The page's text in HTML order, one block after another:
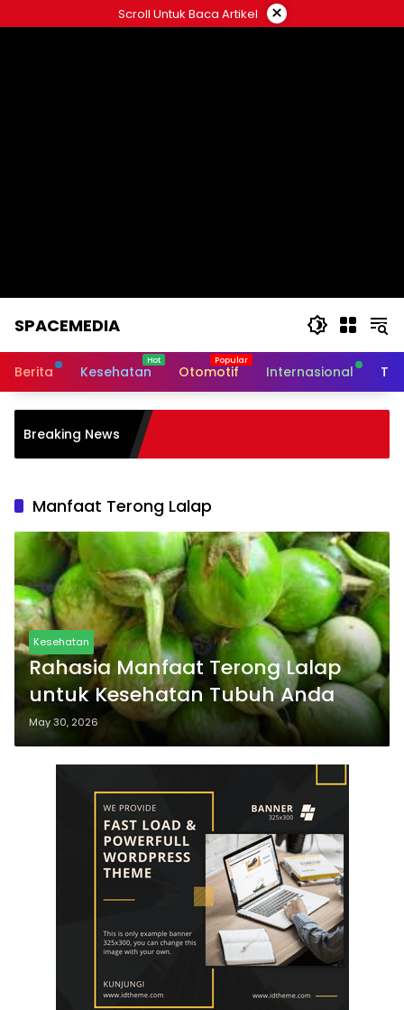
to
Scroll Untuk Baca Artikel ×
SPACEMEDIA
Berita Kesehatan Otomotif Internasional
Breaking News
Membaca
Manfaat Terong Lalap
Kesehatan
Rahasia Manfaat Terong Lalap
untuk Kesehatan Tubuh Anda
May 30, 2026